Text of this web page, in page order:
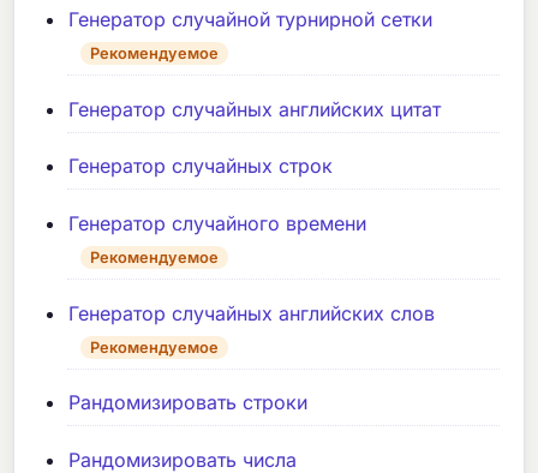
Генератор случайной турнирной сетки
Рекомендуемое
Генератор случайных английских цитат
Генератор случайных строк
Генератор случайного времени
Рекомендуемое
Генератор случайных английских слов
Рекомендуемое
Рандомизировать строки
Рандомизировать числа